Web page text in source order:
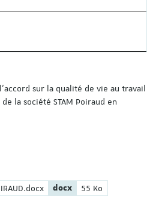
sur la qualité de vie au travail
la société STAM Poiraud en
Extension du fichier :
docx Poids du fichier :
55 Ko